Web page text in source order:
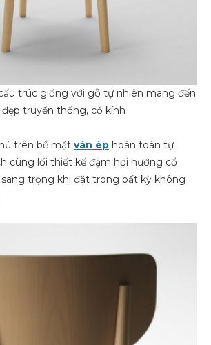
trúc giống với gỗ tự nhiên mang đến
đẹp truyền thống, cổ kính
trên bề mặt ván ép hoàn toàn tự
cùng lối thiết kế đậm hơi hướng cổ
trọng khi đặt trong bất kỳ không